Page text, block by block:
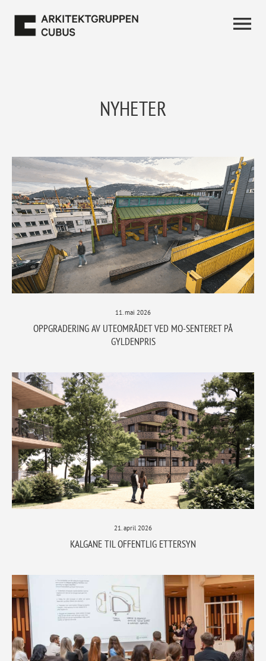
NYHETER
11. mai 2026
OPPGRADERING AV UTEOMRÅDET VED MO-SENTERET PÅ
GYLDENPRIS
21. april 2026
KALGANE TIL OFFENTLIG ETTERSYN